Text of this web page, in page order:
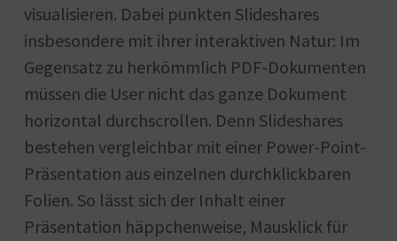
visualisieren. Dabei punkten Slideshares
insbesondere mit ihrer interaktiven Natur: Im
Gegensatz zu herkömmlich PDF-Dokumenten
müssen die User nicht das ganze Dokument
horizontal durchscrollen. Denn Slideshares
bestehen vergleichbar mit einer Power-Point-
Präsentation aus einzelnen durchklickbaren
Folien. So lässt sich der Inhalt einer
Präsentation häppchenweise, Mausklick für